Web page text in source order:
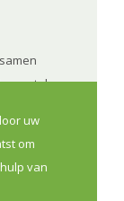
de
een
zo de
uw
om
van